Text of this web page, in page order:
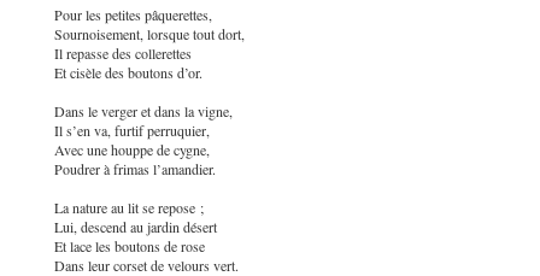
Pour les petites pâquerettes,
Sournoisement, lorsque tout dort,
Il repasse des collerettes
Et cisèle des boutons d’or.
Dans le verger et dans la vigne,
Il s’en va, furtif perruquier,
Avec une houppe de cygne,
Poudrer à frimas l’amandier.
La nature au lit se repose ;
Lui, descend au jardin désert
Et lace les boutons de rose
Dans leur corset de velours vert.